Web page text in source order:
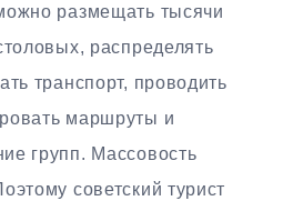
размещать тысячи
распределять
транспорт, проводить
маршруты и
групп. Массовость
советский турист